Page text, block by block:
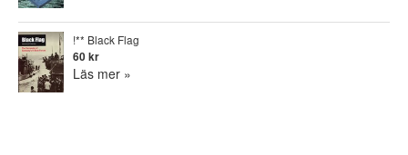
!** Black Flag
60 kr
Läs mer »